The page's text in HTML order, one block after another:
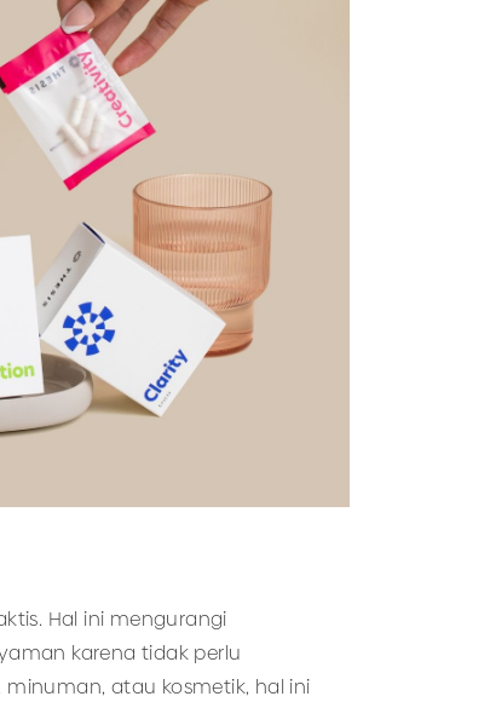
Hal ini mengurangi
karena tidak perlu
atau kosmetik, hal ini